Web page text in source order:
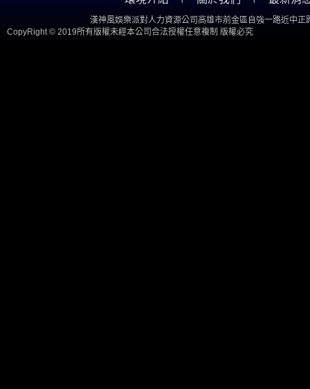
漢神風娛樂派對人力資源公司高雄市前金區自強一路近中正
CopyRight © 2019所有版權未經本公司合法授權任意複制 版權必究